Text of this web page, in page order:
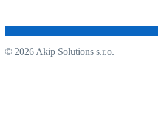
© 2026 Akip Solutions s.r.o.